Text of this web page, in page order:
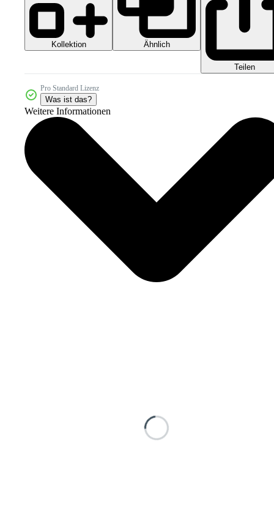
Kollektion Ähnlich
Teilen
Pro Standard Lizenz
Was ist das?
Weitere Informationen